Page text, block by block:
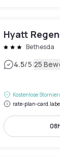
Hyatt
Bethesda
4.5/5|25
Kostenlose
rate-plan-